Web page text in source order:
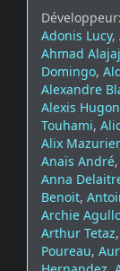
Développeur:
Adonis Lucy,
Ahmad Alajaj
Domingo,
Alexandre
Alexis
Touhami,
Alix Mazurier
Anaïs André,
Anna
Benoit,
Archie
Arthur Tetaz,
Poureau,